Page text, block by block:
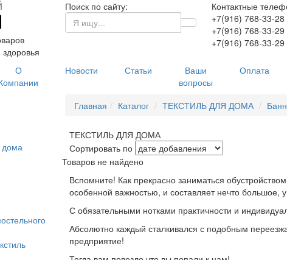
Поиск по сайту:
Контактные
+7(916) 768-33-28
+7(916) 768-33-29
+7(916) 768-33-29
О
Новости Статьи
Ваши
вопросы
Оплата
Главная Каталог ТЕКСТИЛЬ ДЛЯ ДОМА
дома
ТЕКСТИЛЬ ДЛЯ ДОМА
Сортировать по
Товаров не найдено
Вспомните! Как прекрасно заниматься
особенной важностью, и составляет нечто большое,
С обязательными нотками практичности и
Абсолютно каждый сталкивался с подобным
предприятие!